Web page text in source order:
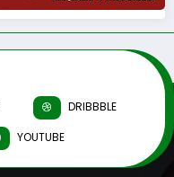
DRIBBBLE
YOUTUBE